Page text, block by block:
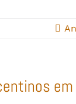
em